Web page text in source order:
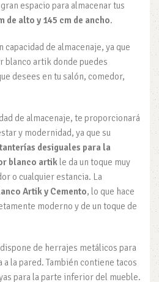
espacio para almacenar tus
de alto y 145 cm de ancho.
capacidad de almacenaje, ya que
blanco artik donde puedes
desees en tu salón, comedor,
de almacenaje, te proporcionará
y modernidad, ya que su
desiguales para la
blanco artik le da un toque muy
o cualquier estancia. La
Artik y Cemento, lo que hace
moderno y de un toque de
dispone de herrajes metálicos para
la pared. También contiene tacos
para la parte inferior del mueble.